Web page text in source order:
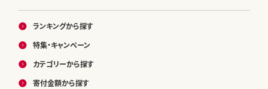
ランキングから探す
特集・キャンペーン
カテゴリーから探す
寄付金額から探す